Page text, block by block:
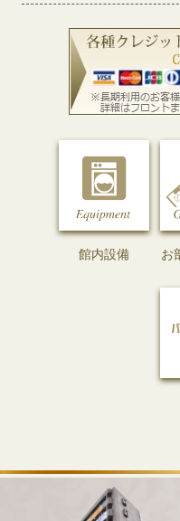
館内設備 お